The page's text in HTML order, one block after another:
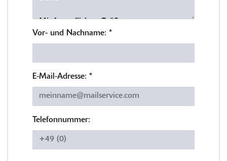
Vor- und Nachname: *
E-Mail-Adresse: *
Telefonnummer: